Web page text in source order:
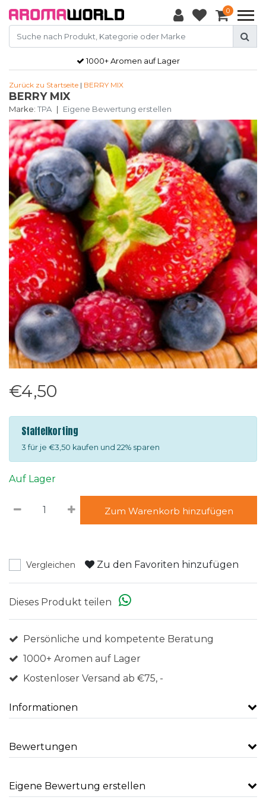
0
1000+ Aromen auf Lager
Zurück zu Startseite | BERRY MIX
BERRY MIX
Marke: TPA | Eigene Bewertung erstellen
€4,50
Staffelkorting
3 für je €3,50 kaufen und 22% sparen
Auf Lager
Zum Warenkorb hinzufügen
Vergleichen Zu den Favoriten hinzufügen
Dieses Produkt teilen
Persönliche und kompetente Beratung
1000+ Aromen auf Lager
Kostenloser Versand ab €75, -
Informationen
Bewertungen
Eigene Bewertung erstellen